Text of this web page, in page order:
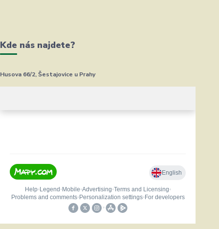
Kde nás najdete?
Husova 66/2, Šestajovice u Prahy